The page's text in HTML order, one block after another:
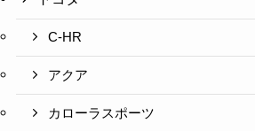
C-HR
アクア
カローラスポーツ